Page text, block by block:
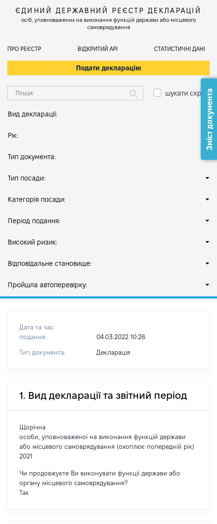
ЄДИНИЙ ДЕРЖАВНИЙ РЕЄСТР ДЕКЛАРАЦІЙ
осіб, уповноважених на виконання функцій держави або місцевого
самоврядування
ПРО РЕЄСТР ВІДКРИТИЙ АРІ СТАТИСТИЧНІ ДАНІ
Подати декларацію
шукати скрізь
Вид декларації:
Рік:
Тип документа:
Тип посади:
Категорія посади:
Період подання:
Високий ризик:
Відповідальне становище:
Пройшла автоперевірку:
Дата та час
подання:
04.03.2022 10:26
Тип документа: Декларація
1. Вид декларації та звітний період
Щорічна
особи, уповноваженої на виконання функцій держави
або місцевого самоврядування (охоплює попередній рік)
2021
Чи продовжуєте Ви виконувати функції держави або
органу місцевого самоврядування?
Так
Зміст документа